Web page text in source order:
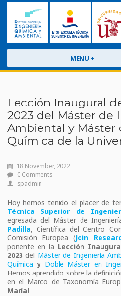
MENU +
Lección Inaugural
2023 del Máster de
Ambiental y Máster
Química de la
18 November, 2022
0 Comments
spadmin
Hoy hemos tenido el placer de
Técnica Superior de
egresada del Máster de
Padilla, Científica del Centro
Comisión Europea (Join
ponente en la Lección
2023 del Máster de Ingeniería
Química y Doble Máster en
Hemos aprendido sobre la
en el Marco de Taxonomía
María!